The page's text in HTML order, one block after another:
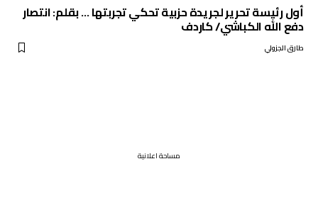
أول رئيسة تحرير لجريدة حزبية تحكي تجربتها … بقلم: انتصار
دفع الله الكباشي/ كاردف
طارق الجزولي
مساحة اعلانية